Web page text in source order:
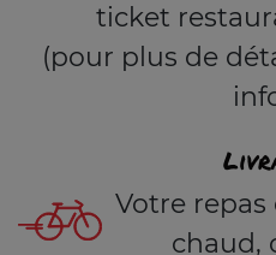
ticket
(pour plus de
Votre repas
chaud,